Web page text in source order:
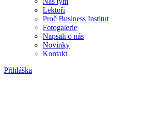
Lektoři
Proč Business Institut
Fotogalerie
Napsali o nás
Novinky
Kontakt
Přihláška